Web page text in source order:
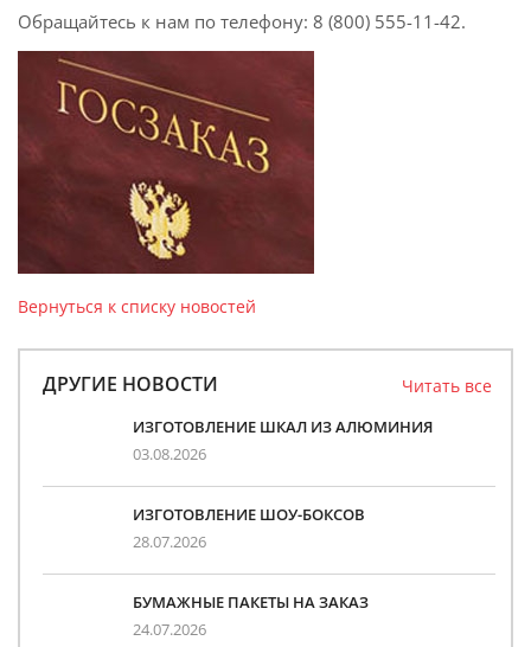
Обращайтесь к нам по телефону: 8 (800) 555-11-42.
Вернуться к списку новостей
ДРУГИЕ НОВОСТИ Читать все
ИЗГОТОВЛЕНИЕ ШКАЛ ИЗ АЛЮМИНИЯ
03.08.2026
ИЗГОТОВЛЕНИЕ ШОУ-БОКСОВ
28.07.2026
БУМАЖНЫЕ ПАКЕТЫ НА ЗАКАЗ
24.07.2026